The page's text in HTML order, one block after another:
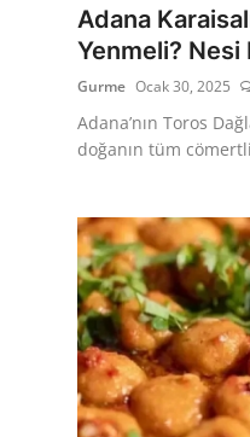
Adana
Yenmeli? Nesi
Gurme Ocak 30, 2025
Adana’nın Toros
doğanın tüm